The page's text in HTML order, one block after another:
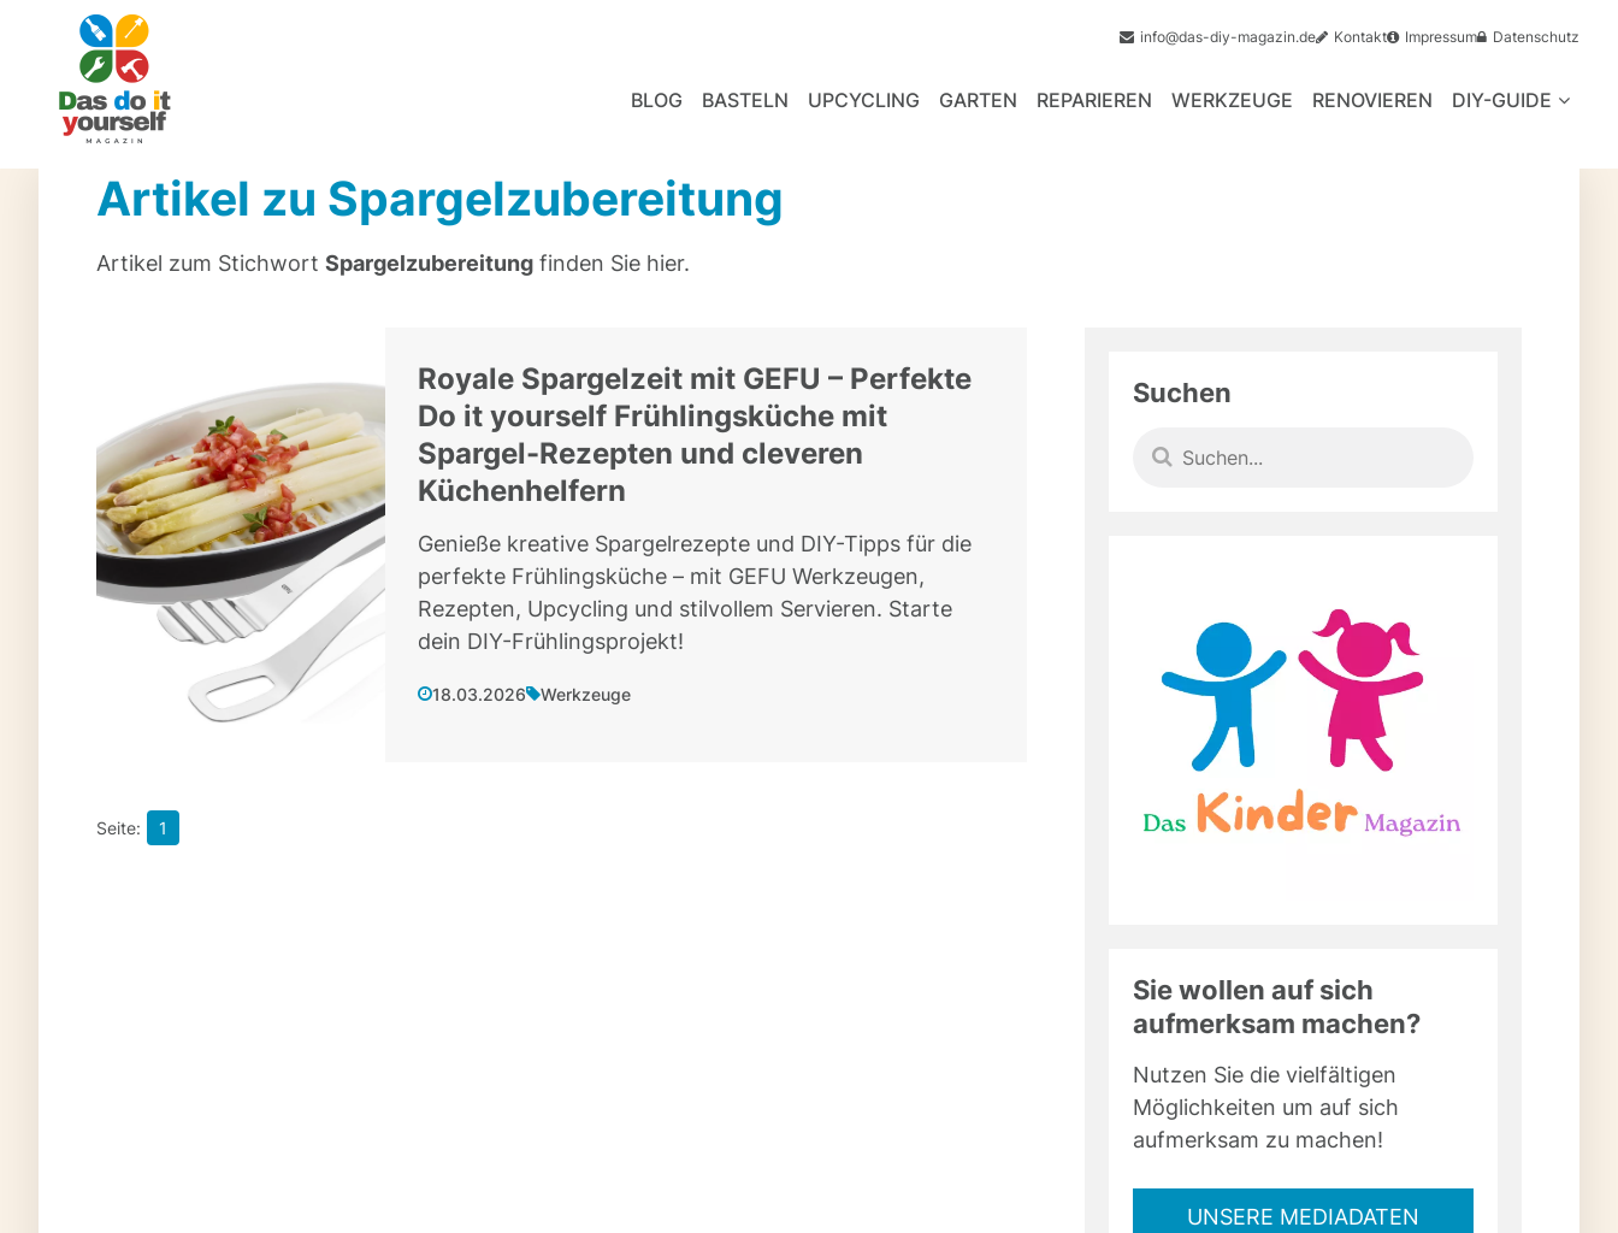
info@das-diy-magazin.de Kontakt Impressum Datenschutz
BLOG BASTELN UPCYCLING GARTEN REPARIEREN WERKZEUGE RENOVIEREN DIY-GUIDE
Artikel zu Spargelzubereitung
Artikel zum Stichwort Spargelzubereitung finden Sie hier.
Royale Spargelzeit mit GEFU – Perfekte
Do it yourself Frühlingsküche mit
Spargel-Rezepten und cleveren
Küchenhelfern
Genieße kreative Spargelrezepte und DIY-Tipps für die
perfekte Frühlingsküche – mit GEFU Werkzeugen,
Rezepten, Upcycling und stilvollem Servieren. Starte
dein DIY-Frühlingsprojekt!
18.03.2026 Werkzeuge
1
Suchen
Sie wollen auf sich
aufmerksam machen?
Nutzen Sie die vielfältigen
Möglichkeiten um auf sich
aufmerksam zu machen!
UNSERE MEDIADATEN